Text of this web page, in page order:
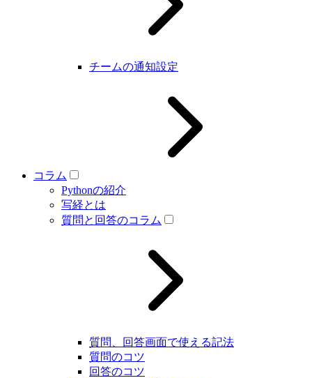
チームの通知設定
コラム
Pythonの紹介
写経とは
質問と回答のコラム
質問、回答画面で使える記法
質問のコツ
回答のコツ